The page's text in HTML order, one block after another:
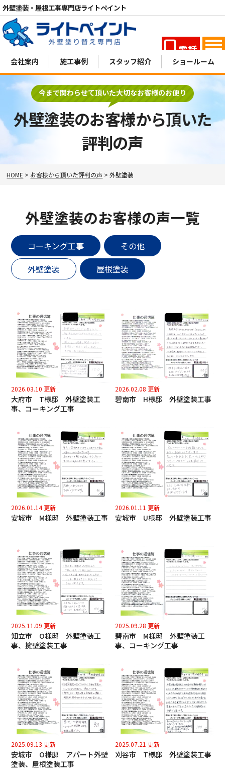
外壁塗装・屋根工事専門店ライトペイント
電話
会社案内 施工事例 スタッフ紹介 ショールーム
外壁塗装のお客様から頂いた
評判の声
今まで関わらせて頂いた大切なお客様のお便り
HOME > お客様から頂いた評判の声 >外壁塗装
外壁塗装のお客様の声一覧
コーキング工事
その他
外壁塗装
屋根塗装
2026.03.10 更新
大府市 T様邸 外壁塗装工
事、コーキング工事
2026.02.08 更新
碧南市 H様邸 外壁塗装工事
2026.01.14 更新
安城市 M様邸 外壁塗装工事
2026.01.11 更新
安城市 U様邸 外壁塗装工事
2025.11.09 更新
知立市 O様邸 外壁塗装工
事、擁壁塗装工事
2025.09.28 更新
碧南市 M様邸 外壁塗装工
事、コーキング工事
2025.09.13 更新
安城市 O様邸 アパート外壁
塗装、屋根塗装工事
2025.07.21 更新
刈谷市 T様邸 外壁塗装工事